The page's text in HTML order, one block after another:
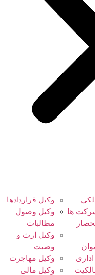
ها
وکیل قراردادها
وکیل وصول
مطالبات
وکیل ارث و
وصیت
وکیل مهاجرت
وکیل مالی